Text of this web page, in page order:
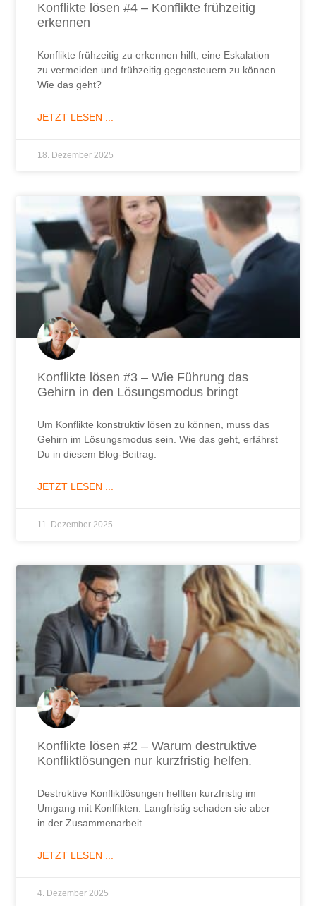
Konflikte lösen #4 – Konflikte frühzeitig
erkennen
Konflikte frühzeitig zu erkennen hilft, eine Eskalation
zu vermeiden und frühzeitig gegensteuern zu können.
Wie das geht?
JETZT LESEN ...
18. Dezember 2025
Konflikte lösen #3 – Wie Führung das
Gehirn in den Lösungsmodus bringt
Um Konflikte konstruktiv lösen zu können, muss das
Gehirn im Lösungsmodus sein. Wie das geht, erfährst
Du in diesem Blog-Beitrag.
JETZT LESEN ...
11. Dezember 2025
Konflikte lösen #2 – Warum destruktive
Konfliktlösungen nur kurzfristig helfen.
Destruktive Konfliktlösungen helften kurzfristig im
Umgang mit Konlfikten. Langfristig schaden sie aber
in der Zusammenarbeit.
JETZT LESEN ...
4. Dezember 2025